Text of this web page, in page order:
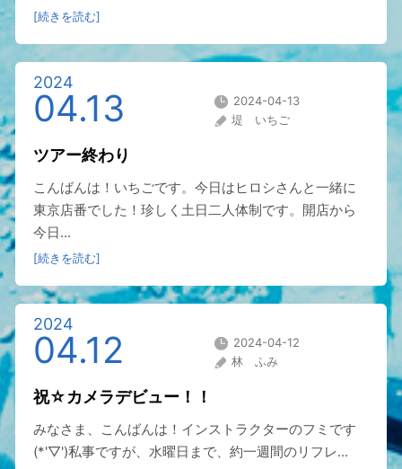
[続きを読む]
2024
04.13
2024-04-13
堤 いちご
ツアー終わり
こんばんは！いちごです。今日はヒロシさんと一緒に
東京店番でした！珍しく土日二人体制です。開店から
今日...
[続きを読む]
2024
04.12
2024-04-12
林 ふみ
祝☆カメラデビュー！！
みなさま、こんばんは！インストラクターのフミです
(*'▽')私事ですが、水曜日まで、約一週間のリフレ...